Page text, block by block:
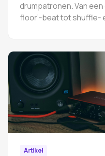
drumpatronen. Van
floor’-beat tot shuffle-
Artikel